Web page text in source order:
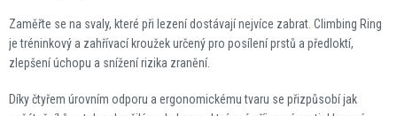
Zaměřte se na svaly, které při lezení dostávají nejvíce zabrat. Climbing Ring
je tréninkový a zahřívací kroužek určený pro posílení prstů a předloktí,
zlepšení úchopu a snížení rizika zranění.
Díky čtyřem úrovním odporu a ergonomickému tvaru se přizpůsobí jak